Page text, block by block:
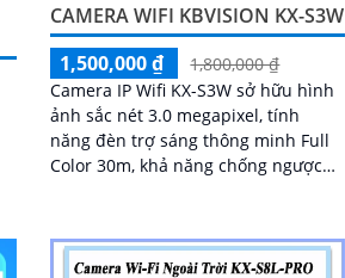
CAMERA WIFI KBVISION KX-S3W
1,500,000 ₫
1,800,000 ₫
Camera IP Wifi KX-S3W sở hữu hình
ảnh sắc nét 3.0 megapixel, tính
năng đèn trợ sáng thông minh Full
Color 30m, khả năng chống ngược